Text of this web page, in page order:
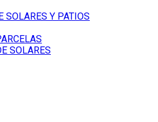
SOLARES Y PATIOS
SOLARES